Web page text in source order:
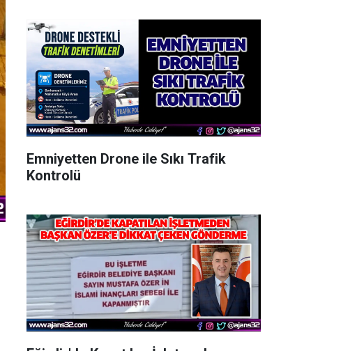
Emniyetten Drone ile Sıkı Trafik
Kontrolü